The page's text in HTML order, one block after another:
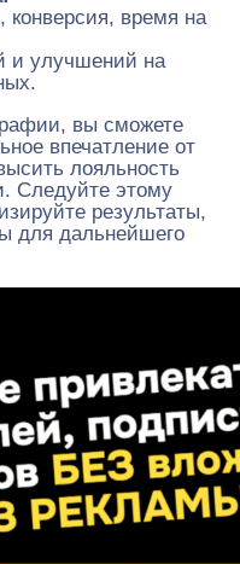
конверсия, время на
и улучшений на
вы сможете
впечатление от
лояльность
Следуйте этому
результаты,
для дальнейшего